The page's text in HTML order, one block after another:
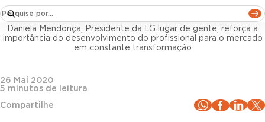
impactos na eficácia do RH
Daniela Mendonça, Presidente da LG lugar de gente, reforça a
importância do desenvolvimento do profissional para o mercado
em constante transformação
26 Mai 2020
5 minutos de leitura
Compartilhe